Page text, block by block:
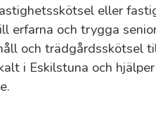
eller
erfarna och trygga
och trädgårdsskötsel
i Eskilstuna och